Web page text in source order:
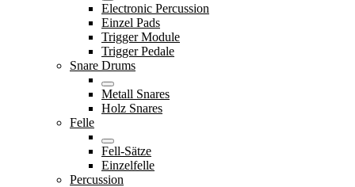
Electronic Percussion
Einzel Pads
Trigger Module
Trigger Pedale
Snare Drums
Metall Snares
Holz Snares
Felle
Fell-Sätze
Einzelfelle
Percussion